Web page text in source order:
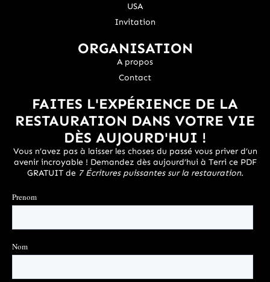
USA
Invitation
ORGANISATION
A propos
Contact
FAITES L'EXPÉRIENCE DE LA
RESTAURATION DANS VOTRE VIE
DÈS AUJOURD'HUI !
Vous n’avez pas à laisser les choses du passé vous priver d’un
avenir incroyable ! Demandez dès aujourd’hui à Terri ce PDF
GRATUIT de 7 Écritures puissantes sur la restauration.